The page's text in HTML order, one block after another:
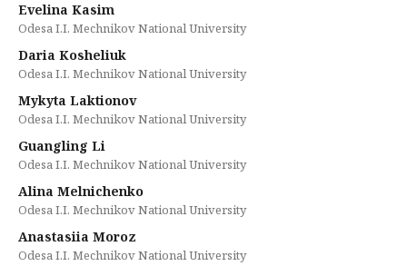
Evelina Kasim
Odesa I.I. Mechnikov National University
Daria Kosheliuk
Odesa I.I. Mechnikov National University
Mykyta Laktionov
Odesa I.I. Mechnikov National University
Guangling Li
Odesa I.I. Mechnikov National University
Alina Melnichenko
Odesa I.I. Mechnikov National University
Anastasiia Moroz
Odesa I.I. Mechnikov National University